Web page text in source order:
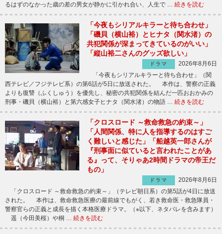
るはずのなかった歳の差の男女が静かに引かれ合い、人生で … 続きを読む
「今夜もシリアルキラーと待ち合わせ」
「磯貝（横山裕）とヒナタ（関水渚）の
共犯関係が深まってきているのがいい」
「縦山裕二さんのグッズ欲しい」
ドラマ
2026年8月6日
「今夜もシリアルキラーと待ち合わせ」（関
西テレビ／フジテレビ系）の第6話が5日に放送された。 本作は、警察の正義
よりも復讐（ふくしゅう）を優先し、秘密の共犯関係を結んだ一匹おおかみの
刑事・磯貝（横山裕）と第六感女子ヒナタ（関水渚）の物語 … 続きを読む
「クロスロード ～救命救急の約束～」
「人間関係、特に人を指導するのはすご
く難しいと感じた」「船越英一郎さんが
『刑事面に似ていると言われたことがあ
る』って、そりゃあ2時間ドラマの帝王だ
もの」
ドラマ
2026年8月6日
「クロスロード ～救命救急の約束～」（テレビ朝日系）の第5話が4日に放送
された。 本作は、救命救急医療の最前線でもがく、若き救命医・救急隊員・
警察官らの正義と成長を描く本格医療ドラマ。（※以下、ネタバレを含みます）
遥（今田美桜）や桐 … 続きを読む